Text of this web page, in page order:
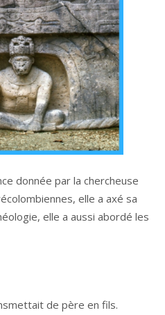
donnée par la chercheuse
elle a axé sa
elle a aussi abordé les
de père en fils.